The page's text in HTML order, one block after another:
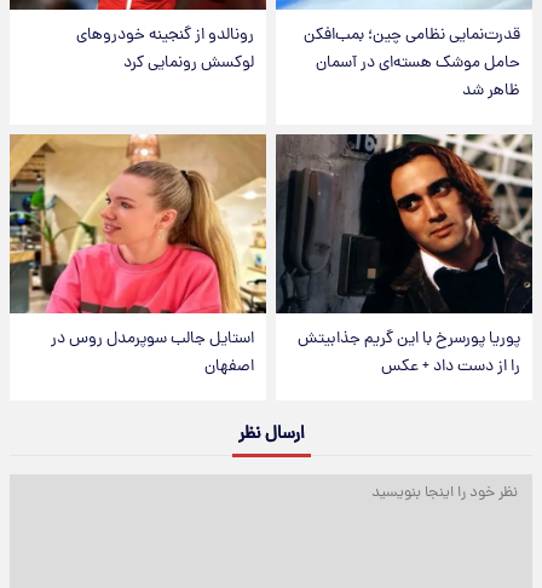
قدرت‌نمایی نظامی چین؛ بمب‌افکن
حامل موشک هسته‌ای در آسمان
ظاهر شد
رونالدو از گنجینه خودروهای
لوکسش رونمایی کرد
پوریا پورسرخ با این گریم جذابیتش
را از دست داد + عکس
استایل جالب سوپرمدل روس در
اصفهان
ارسال نظر